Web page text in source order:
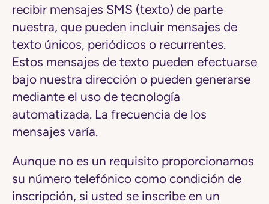
recibir mensajes SMS (texto) de parte
nuestra, que pueden incluir mensajes de
texto únicos, periódicos o recurrentes.
Estos mensajes de texto pueden efectuarse
bajo nuestra dirección o pueden generarse
mediante el uso de tecnología
automatizada. La frecuencia de los
mensajes varía.
Aunque no es un requisito proporcionarnos
su número telefónico como condición de
inscripción, si usted se inscribe en un